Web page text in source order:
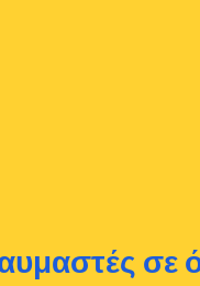
μεταφοράς από το
μας για νασε